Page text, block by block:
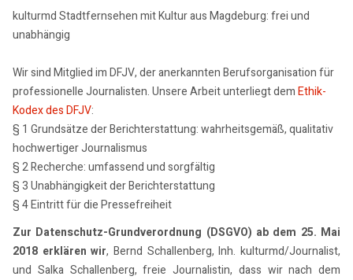
kulturmd Stadtfernsehen mit Kultur aus Magdeburg: frei und
unabhängig
Wir sind Mitglied im DFJV, der anerkannten Berufsorganisation für
professionelle Journalisten. Unsere Arbeit unterliegt demEthik-
Kodex des DFJV:
§ 1 Grundsätze der Berichterstattung: wahrheitsgemäß, qualitativ
hochwertiger Journalismus
§ 2 Recherche: umfassend und sorgfältig
§ 3 Unabhängigkeit der Berichterstattung
§ 4 Eintritt für die Pressefreiheit
Zur Datenschutz-Grundverordnung (DSGVO) ab dem 25. Mai
2018 erklären wir, Bernd Schallenberg, Inh. kulturmd/Journalist,
und Salka Schallenberg, freie Journalistin, dass wir nach dem